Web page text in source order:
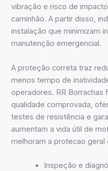
vibração e risco de
caminhão. A partir disso,
instalação que minimizam
manutenção emergencial.
A proteção correta traz
menos tempo de
operadores. RR
qualidade comprovada,
testes de resistência e
aumentam a vida útil de
melhoram a protecao geral
Inspeção e